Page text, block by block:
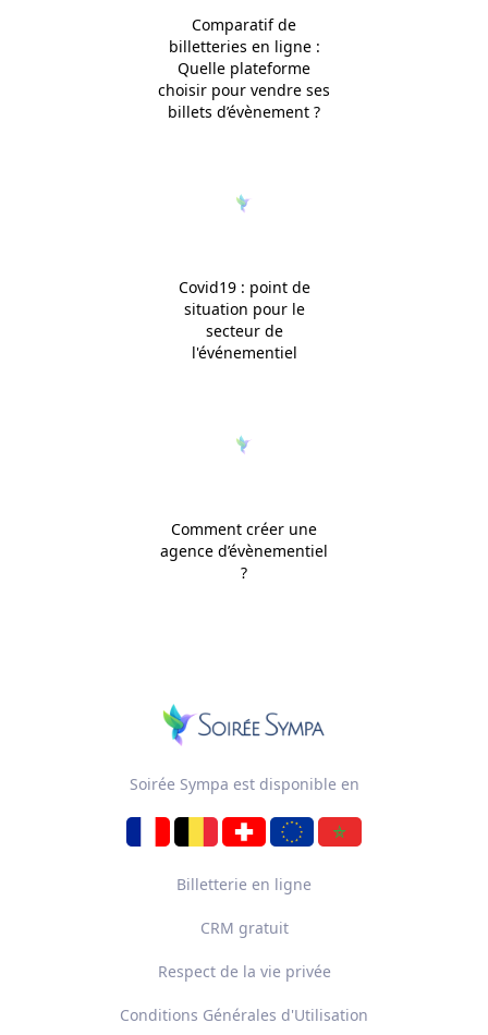
Comparatif de
billetteries en ligne :
Quelle plateforme
choisir pour vendre ses
billets d’évènement ?
Covid19 : point de
situation pour le
secteur de
l'événementiel
Comment créer une
agence d’évènementiel
?
Soirée Sympa est disponible en
Billetterie en ligne
CRM gratuit
Respect de la vie privée
Conditions Générales d'Utilisation